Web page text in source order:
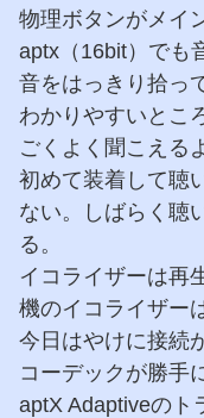
物理ボタンがメイ
aptx（16bit）でも
音をはっきり拾っ
わかりやすいとこ
ごくよく聞こえる
初めて装着して聴
ない。しばらく聴
る。
イコライザーは再
機のイコライザー
今日はやけに接続
コーデックが勝手
aptX Adaptiveのト